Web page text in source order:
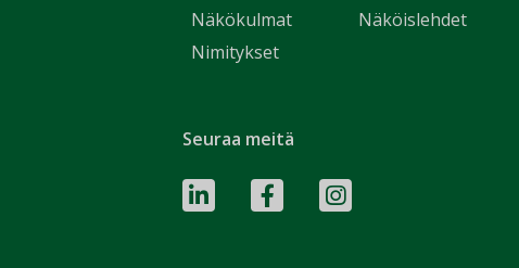
Näkökulmat
Nimitykset
Näköislehdet
Seuraa meitä